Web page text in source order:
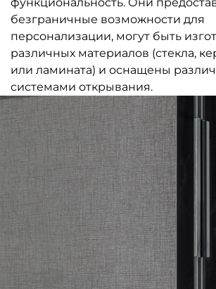
безграничные возможности для
персонализации, могут быть
различных материалов (стекла,
или ламината) и оснащены
системами открывания.